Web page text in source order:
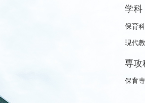
学科
保育科
現代
専攻
保育